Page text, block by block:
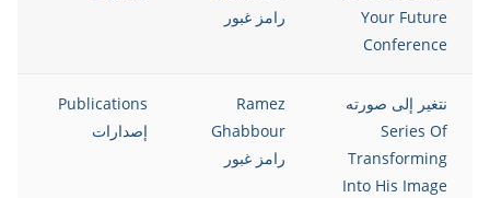
Your Future
Conference
رامز غبور
نتغير إلى صورته
Series Of
Transforming
Into His Image
Ramez
Ghabbour
رامز غبور
Publications
إصدارات